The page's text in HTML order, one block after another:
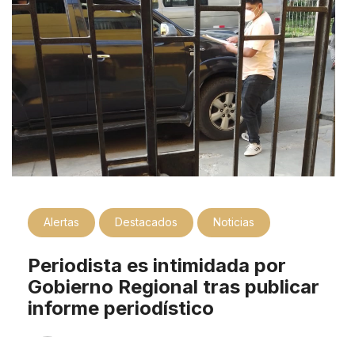
Alertas Destacados Noticias
Periodista es intimidada por
Gobierno Regional tras publicar
informe periodístico